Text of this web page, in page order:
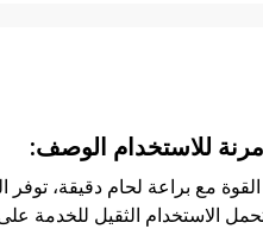
للاستخدام الوصف:
مع براعة لحام دقيقة، توفر
الاستخدام الثقيل للخدمة